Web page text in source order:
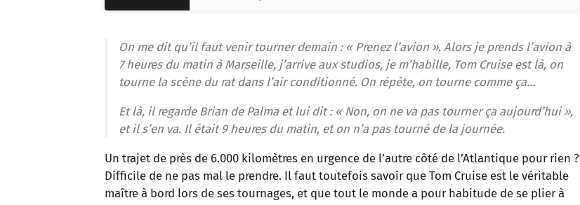
On me dit qu’il faut venir tourner demain : « Prenez l’avion ». Alors je prends l’avion à
7 heures du matin à Marseille, j’arrive aux studios, je m’habille, Tom Cruise est là, on
tourne la scène du rat dans l’air conditionné. On répète, on tourne comme ça…
Et là, il regarde Brian de Palma et lui dit : « Non, on ne va pas tourner ça aujourd’hui »,
et il s’en va. Il était 9 heures du matin, et on n’a pas tourné de la journée.
Un trajet de près de 6.000 kilomètres en urgence de l’autre côté de l’Atlantique pour rien ?
Difficile de ne pas mal le prendre. Il faut toutefois savoir que Tom Cruise est le véritable
maître à bord lors de ses tournages, et que tout le monde a pour habitude de se plier à